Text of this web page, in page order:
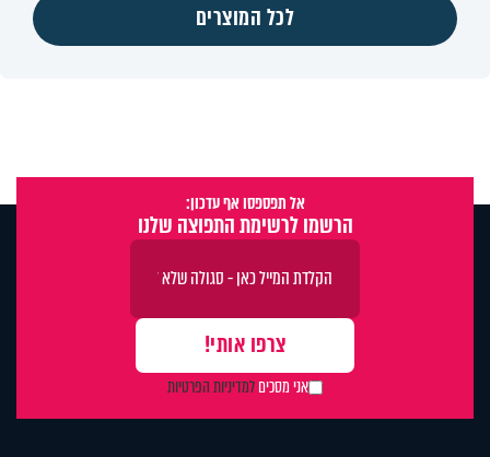
לכל המוצרים
אל תפספסו אף עדכון:
הרשמו לרשימת התפוצה שלנו
אני מסכיםלמדיניות הפרטיות